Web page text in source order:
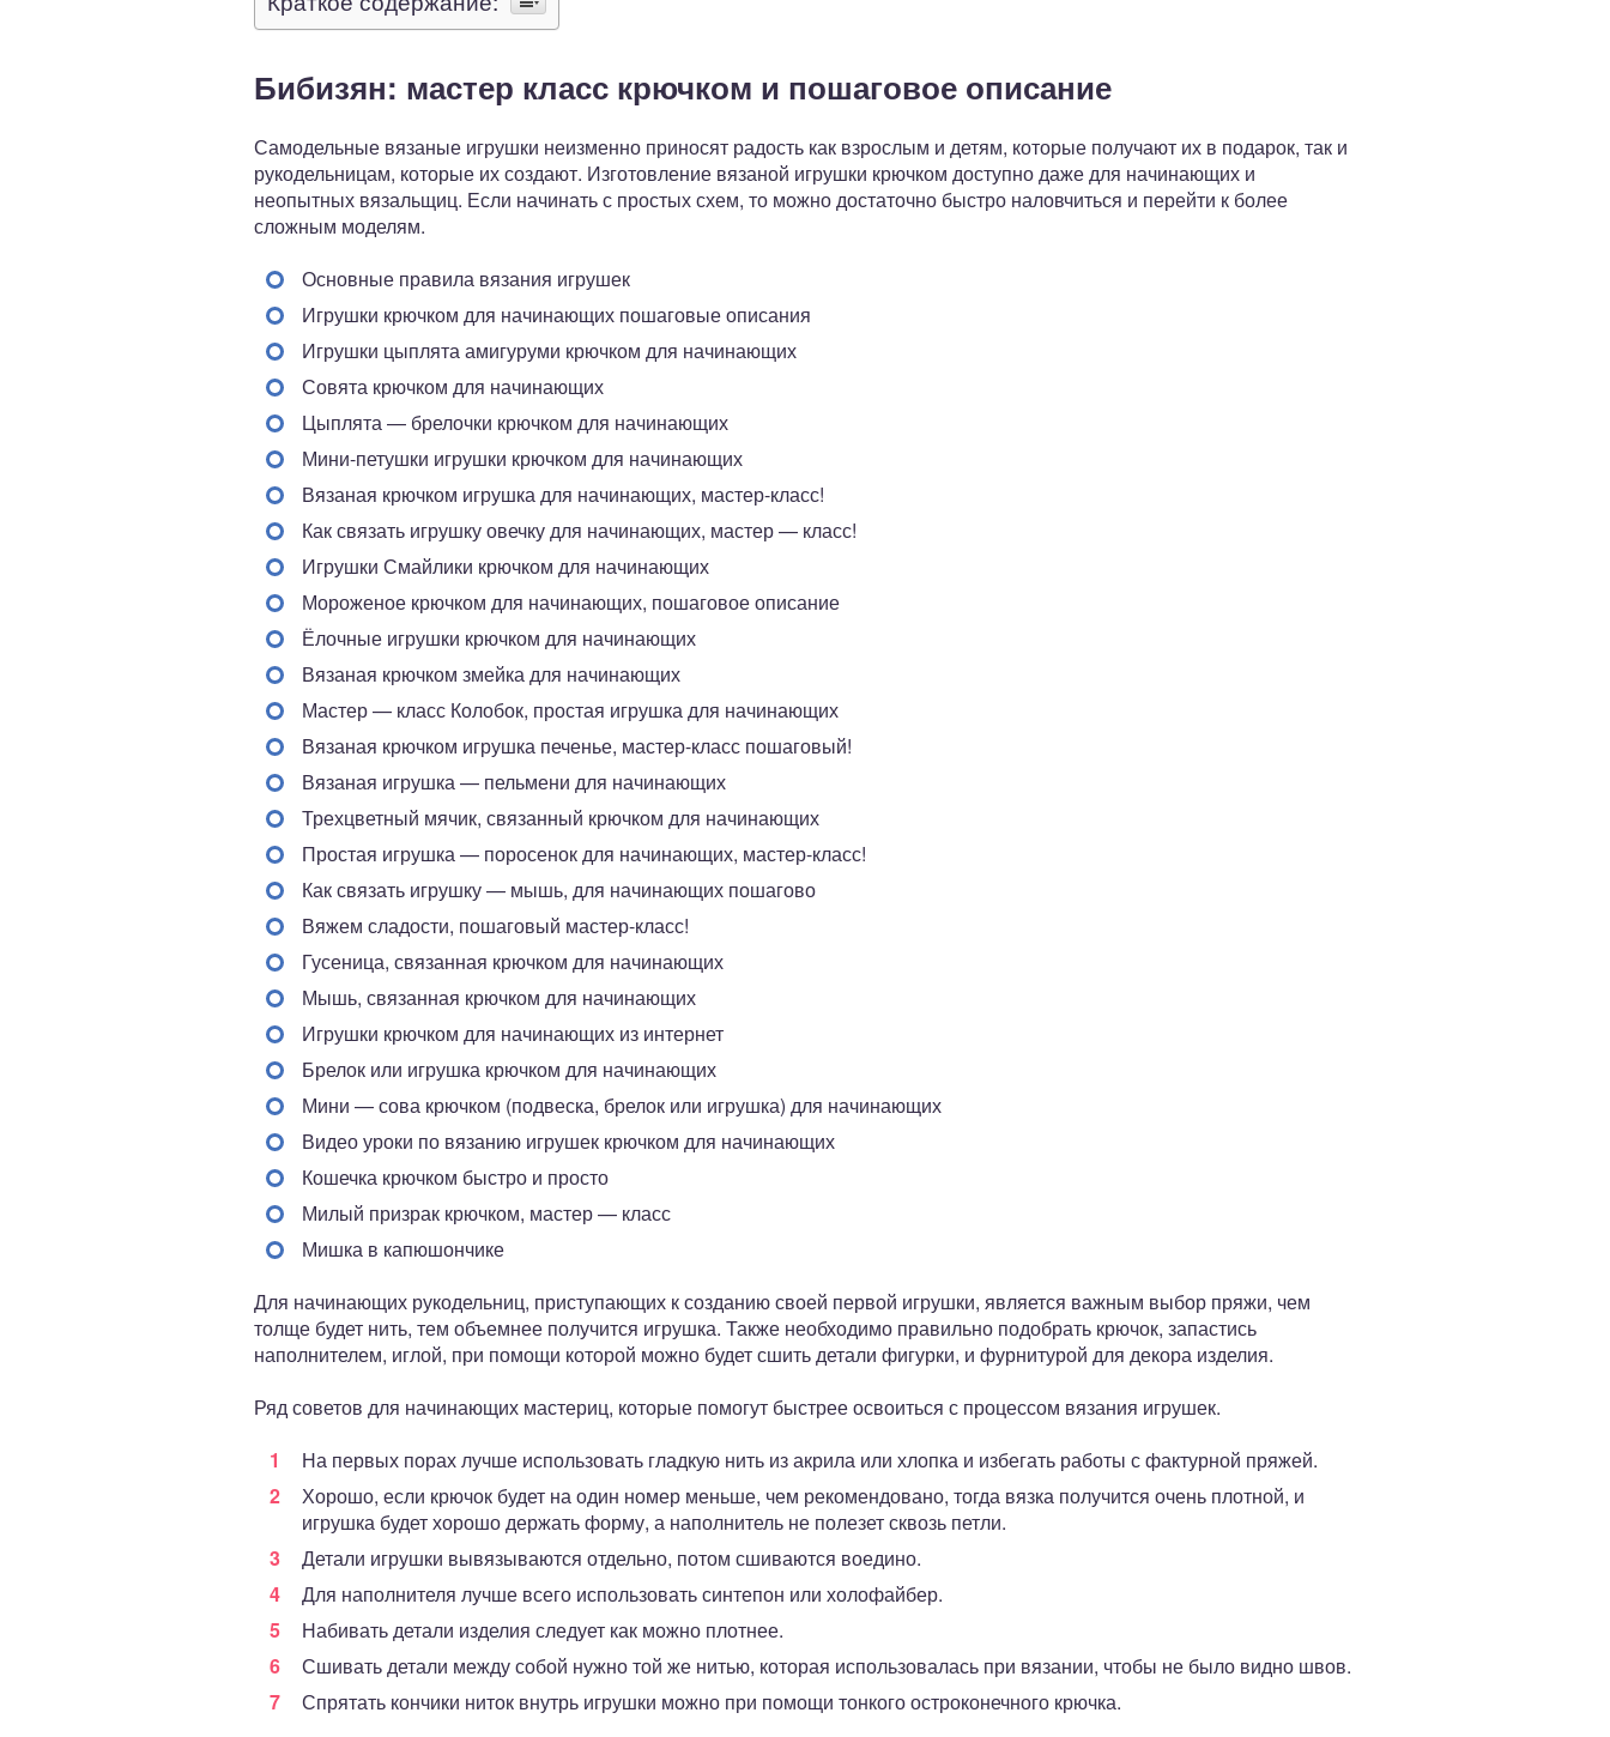
Бибизян: мастер класс крючком и пошаговое описание
Самодельные вязаные игрушки неизменно приносят радость как взрослым и детям, которые получают их в подарок, так и
рукодельницам, которые их создают. Изготовление вязаной игрушки крючком доступно даже для начинающих и
неопытных вязальщиц. Если начинать с простых схем, то можно достаточно быстро наловчиться и перейти к более
сложным моделям.
Основные правила вязания игрушек
Игрушки крючком для начинающих пошаговые описания
Игрушки цыплята амигуруми крючком для начинающих
Совята крючком для начинающих
Цыплята — брелочки крючком для начинающих
Мини-петушки игрушки крючком для начинающих
Вязаная крючком игрушка для начинающих, мастер-класс!
Как связать игрушку овечку для начинающих, мастер — класс!
Игрушки Смайлики крючком для начинающих
Мороженое крючком для начинающих, пошаговое описание
Ёлочные игрушки крючком для начинающих
Вязаная крючком змейка для начинающих
Мастер — класс Колобок, простая игрушка для начинающих
Вязаная крючком игрушка печенье, мастер-класс пошаговый!
Вязаная игрушка — пельмени для начинающих
Трехцветный мячик, связанный крючком для начинающих
Простая игрушка — поросенок для начинающих, мастер-класс!
Как связать игрушку — мышь, для начинающих пошагово
Вяжем сладости, пошаговый мастер-класс!
Гусеница, связанная крючком для начинающих
Мышь, связанная крючком для начинающих
Игрушки крючком для начинающих из интернет
Брелок или игрушка крючком для начинающих
Мини — сова крючком (подвеска, брелок или игрушка) для начинающих
Видео уроки по вязанию игрушек крючком для начинающих
Кошечка крючком быстро и просто
Милый призрак крючком, мастер — класс
Мишка в капюшончике
Для начинающих рукодельниц, приступающих к созданию своей первой игрушки, является важным выбор пряжи, чем
толще будет нить, тем объемнее получится игрушка. Также необходимо правильно подобрать крючок, запастись
наполнителем, иглой, при помощи которой можно будет сшить детали фигурки, и фурнитурой для декора изделия.
Ряд советов для начинающих мастериц, которые помогут быстрее освоиться с процессом вязания игрушек.
На первых порах лучше использовать гладкую нить из акрила или хлопка и избегать работы с фактурной пряжей.
Хорошо, если крючок будет на один номер меньше, чем рекомендовано, тогда вязка получится очень плотной, и
игрушка будет хорошо держать форму, а наполнитель не полезет сквозь петли.
Детали игрушки вывязываются отдельно, потом сшиваются воедино.
Для наполнителя лучше всего использовать синтепон или холофайбер.
Набивать детали изделия следует как можно плотнее.
Сшивать детали между собой нужно той же нитью, которая использовалась при вязании, чтобы не было видно швов.
Спрятать кончики ниток внутрь игрушки можно при помощи тонкого остроконечного крючка.